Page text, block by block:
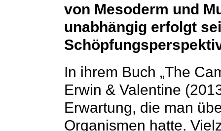
von Mesoderm und
unabhängig erfolgt
In ihrem Buch „The
Erwin & Valentine
Erwartung, die man
Organismen hatte.